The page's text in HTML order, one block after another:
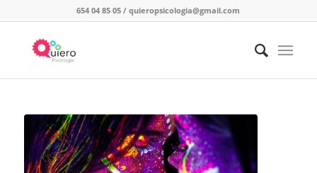
654 04 85 05 /quieropsicologia@gmail.com